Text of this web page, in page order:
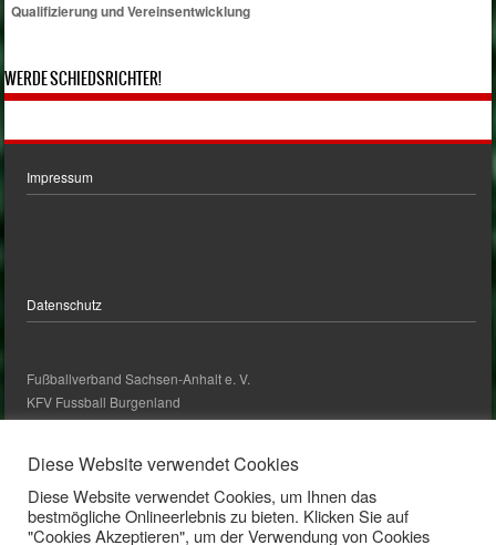
Qualifizierung und Vereinsentwicklung
WERDE SCHIEDSRICHTER!
Impressum
Datenschutz
Fußballverband Sachsen-Anhalt e. V.
KFV Fussball Burgenland
kontakt@kfv-fussball-burgenland.de
Kontakt
Diese Website verwendet Cookies
Diese Website verwendet Cookies, um Ihnen das
bestmögliche Onlineerlebnis zu bieten. Klicken Sie auf
"Cookies Akzeptieren", um der Verwendung von Cookies